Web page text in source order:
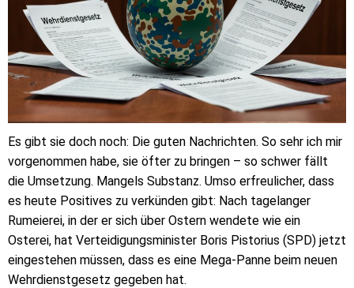
Es gibt sie doch noch: Die guten Nachrichten. So sehr ich mir
vorgenommen habe, sie öfter zu bringen – so schwer fällt
die Umsetzung. Mangels Substanz. Umso erfreulicher, dass
es heute Positives zu verkünden gibt: Nach tagelanger
Rumeierei, in der er sich über Ostern wendete wie ein
Osterei, hat Verteidigungsminister Boris Pistorius (SPD) jetzt
eingestehen müssen, dass es eine Mega-Panne beim neuen
Wehrdienstgesetz gegeben hat.